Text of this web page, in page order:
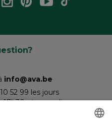
info@ava.be
52 99 les jours
17h30 et samedi